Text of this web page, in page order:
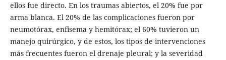
ellos fue directo. En los traumas abiertos, el 20% fue por
arma blanca. El 20% de las complicaciones fueron por
neumotórax, enfisema y hemitórax; el 60% tuvieron un
manejo quirúrgico, y de estos, los tipos de intervenciones
más frecuentes fueron el drenaje pleural; y la severidad